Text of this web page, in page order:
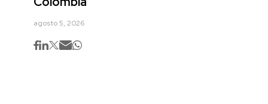
agosto 5, 2026